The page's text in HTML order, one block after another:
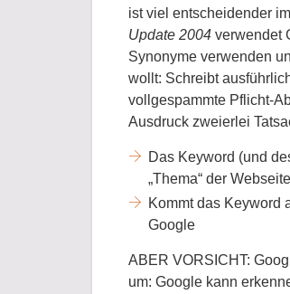
ist viel entscheidender
Update 2004 verwendet
Synonyme verwenden
wollt: Schreibt
vollgespammte Pflicht-
Ausdruck zweierlei
Das Keyword (und
„Thema“ der Webseite
Kommt das Keyword
Google
ABER VORSICHT:
um: Google kann